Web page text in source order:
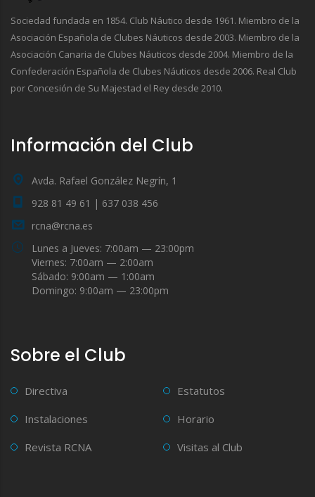
Sociedad fundada en 1854. Club Náutico desde 1961. Miembro de la
Asociación Española de Clubes Náuticos desde 2003. Miembro de la
Asociación Canaria de Clubes Náuticos desde 2004. Miembro de la
Confederación Española de Clubes Náuticos desde 2006. Real Club
por Concesión de Su Majestad el Rey desde 2010.
Información del Club
Avda. Rafael González Negrín, 1
928 81 49 61 | 637 038 456
rcna@rcna.es
Lunes a Jueves: 7:00am — 23:00pm
Viernes: 7:00am — 2:00am
Sábado: 9:00am — 1:00am
Domingo: 9:00am — 23:00pm
Sobre el Club
Directiva
Estatutos
Instalaciones
Horario
Revista RCNA
Visitas al Club